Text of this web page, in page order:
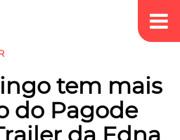
tem mais
do Pagode
da Edna